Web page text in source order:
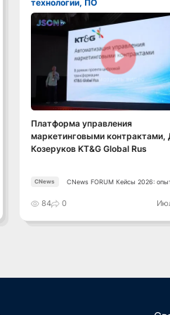
технологии, ПО
Смотреть видео
Платформа управления
маркетинговыми контрактами,
Козеруков KT&G Global Rus
CNews
CNews FORUM Кейсы 2026:
84 0